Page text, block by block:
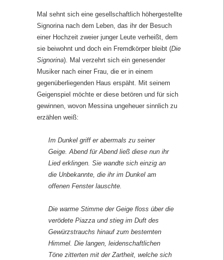
Mal sehnt sich eine gesellschaftlich höhergestellte
Signorina nach dem Leben, das ihr der Besuch
einer Hochzeit zweier junger Leute verheißt, dem
sie beiwohnt und doch ein Fremdkörper bleibt (Die
Signorina). Mal verzehrt sich ein genesender
Musiker nach einer Frau, die er in einem
gegenüberliegenden Haus erspäht. Mit seinem
Geigenspiel möchte er diese betören und für sich
gewinnen, wovon Messina ungeheuer sinnlich zu
erzählen weiß:
Im Dunkel griff er abermals zu seiner
Geige. Abend für Abend ließ diese nun ihr
Lied erklingen. Sie wandte sich einzig an
die Unbekannte, die ihr im Dunkel am
offenen Fenster lauschte.
Die warme Stimme der Geige floss über die
verödete Piazza und stieg im Duft des
Gewürzstrauchs hinauf zum besternten
Himmel. Die langen, leidenschaftlichen
Töne zitterten mit der Zartheit, welche sich